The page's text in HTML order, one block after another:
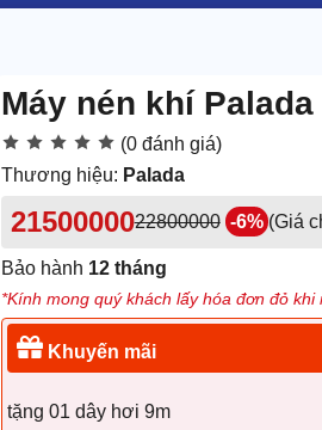
Máy nén khí Palada
(0 đánh giá)
Thương hiệu: Palada
2150000022800000 -6% (Giá
Bảo hành 12 tháng
*Kính mong quý khách lấy hóa đơn đỏ
Khuyến mãi
tặng 01 dây hơi 9m